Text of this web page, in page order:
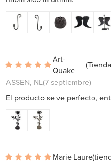
Art-
Quake
ASSEN, NL(7 septiembre)
El producto se ve perfecto,
Marie Laure